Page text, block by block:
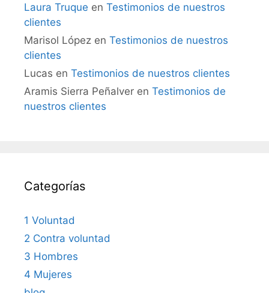
Laura Truque en Testimonios de nuestros
clientes
Marisol López en Testimonios de nuestros
clientes
Lucas en Testimonios de nuestros clientes
Aramis Sierra Peñalver en Testimonios de
nuestros clientes
Categorías
1 Voluntad
2 Contra voluntad
3 Hombres
4 Mujeres